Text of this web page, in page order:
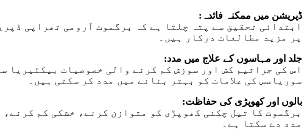
ڈپریشن میں ممکنہ فائدہ:
ابتدائی تحقیق سے پتہ چلتا ہے کہ برگموت آرومی تھراپی
پر مزید مطالعات درکار ہیں۔
جلد اور مہاسوں کے علاج میں مدد:
اس کی جراثیم کش اور سوزش کم کرنے والی خصوصیات بیکٹیریا
سوریاسس کی علامات کو بہتر بنانے میں مدد کر سکتی ہیں۔
بالوں اور کھوپڑی کی حفاظت:
برگموت کا تیل چکنی کھوپڑی کو متوازن کرنے، خشکی کم
مدد دے سکتا ہے۔